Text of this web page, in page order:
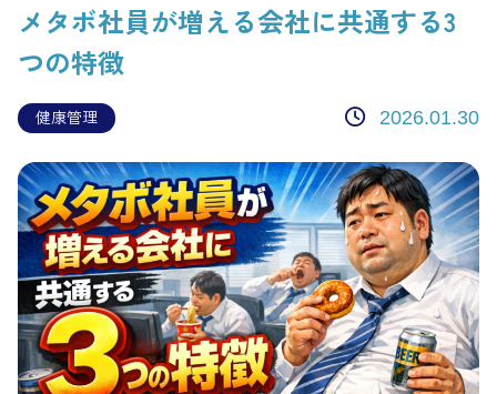
メタボ社員が増える会社に共通する3
つの特徴
健康管理 2026.01.30